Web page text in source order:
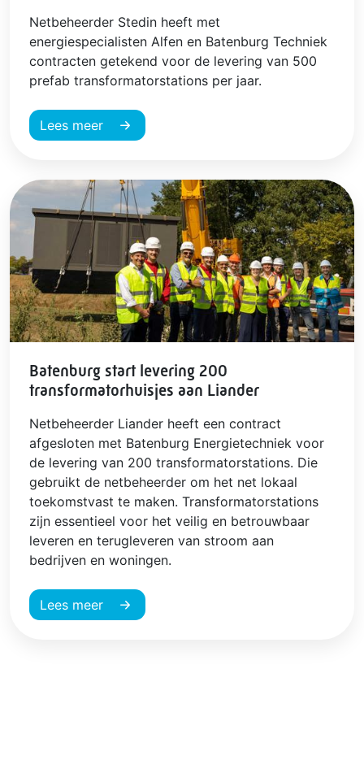
Netbeheerder Stedin heeft met
energiespecialisten Alfen en Batenburg Techniek
contracten getekend voor de levering van 500
prefab transformatorstations per jaar.
Lees meer
Batenburg start levering 200
transformatorhuisjes aan Liander
Netbeheerder Liander heeft een contract
afgesloten met Batenburg Energietechniek voor
de levering van 200 transformatorstations. Die
gebruikt de netbeheerder om het net lokaal
toekomstvast te maken. Transformatorstations
zijn essentieel voor het veilig en betrouwbaar
leveren en terugleveren van stroom aan
bedrijven en woningen.
Lees meer